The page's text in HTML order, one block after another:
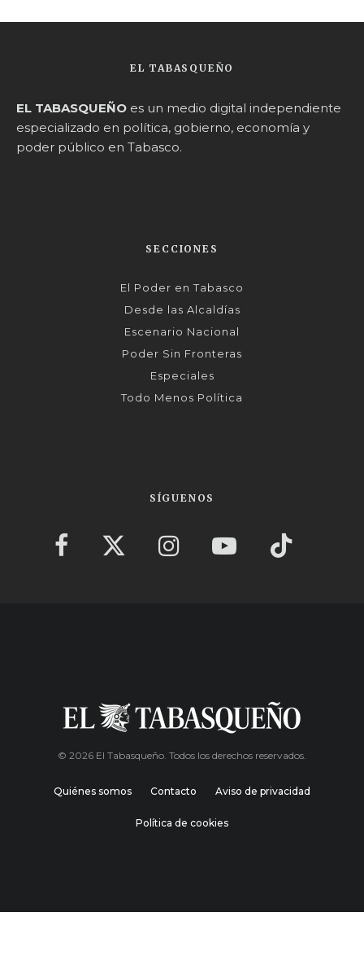
EL TABASQUEÑO
EL TABASQUEÑO es un medio digital independiente
especializado en política, gobierno, economía y
poder público en Tabasco.
SECCIONES
El Poder en Tabasco
Desde las Alcaldías
Escenario Nacional
Poder Sin Fronteras
Especiales
Todo Menos Política
SÍGUENOS
© 2026 El Tabasqueño. Todos los derechos reservados.
Quiénes somos Contacto Aviso de privacidad
Política de cookies